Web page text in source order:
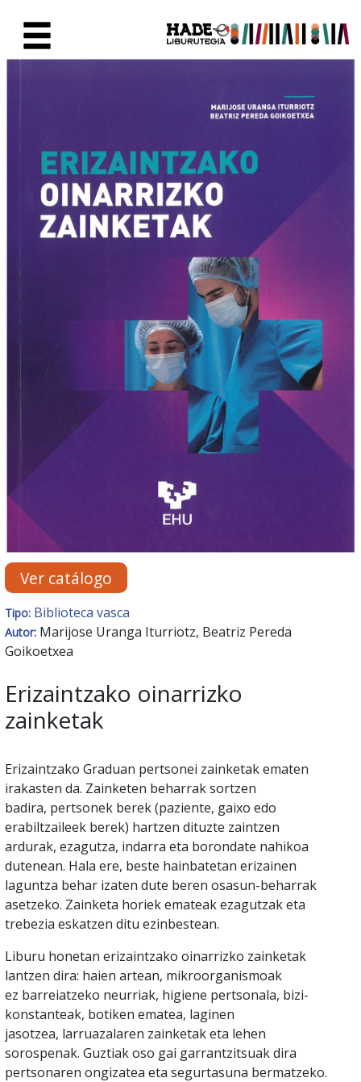
Ficha de Novedades -
Ver catálogo
Tipo: Biblioteca vasca
Autor: Marijose Uranga Iturriotz, Beatriz Pereda
Goikoetxea
Erizaintzako oinarrizko
zainketak
Erizaintzako Graduan pertsonei zainketak ematen
irakasten da. Zainketen beharrak sortzen
badira, pertsonek berek (paziente, gaixo edo
erabiltzaileek berek) hartzen dituzte zaintzen
ardurak, ezagutza, indarra eta borondate nahikoa
dutenean. Hala ere, beste hainbatetan erizainen
laguntza behar izaten dute beren osasun-beharrak
asetzeko. Zainketa horiek emateak ezagutzak eta
trebezia eskatzen ditu ezinbestean.
Liburu honetan erizaintzako oinarrizko zainketak
lantzen dira: haien artean, mikroorganismoak
ez barreiatzeko neurriak, higiene pertsonala, bizi-
konstanteak, botiken ematea, laginen
jasotzea, larruazalaren zainketak eta lehen
sorospenak. Guztiak oso gai garrantzitsuak dira
pertsonaren ongizatea eta segurtasuna bermatzeko.